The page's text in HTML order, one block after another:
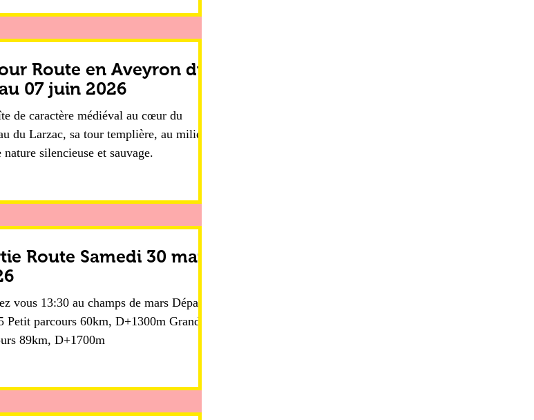
Route en Aveyron du
07 juin 2026
de caractère médiéval au cœur du
du Larzac, sa tour templière, au milieu
nature silencieuse et sauvage.
Route Samedi 30 mai
vous 13:30 au champs de mars Départ
Petit parcours 60km, D+1300m Grand
89km, D+1700m